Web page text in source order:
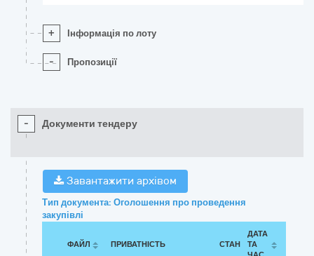
+ Інформація по лоту
- Пропозиції
- Документи тендеру
Завантажити архівом
Тип документа: Оголошення про проведення
закупівлі
ФАЙЛ ПРИВАТНІСТЬ СТАН
ДАТА
ТА